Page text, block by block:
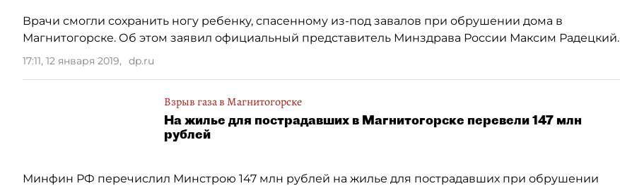
Врачи смогли сохранить ногу ребенку, спасенному из-под завалов при обрушении дома в
Магнитогорске. Об этом заявил официальный представитель Минздрава России Максим Радецкий.
17:11, 12 января 2019, dp.ru
Взрыв газа в Магнитогорске
На жилье для пострадавших в Магнитогорске перевели 147 млн
рублей
Минфин РФ перечислил Минстрою 147 млн рублей на жилье для пострадавших при обрушении